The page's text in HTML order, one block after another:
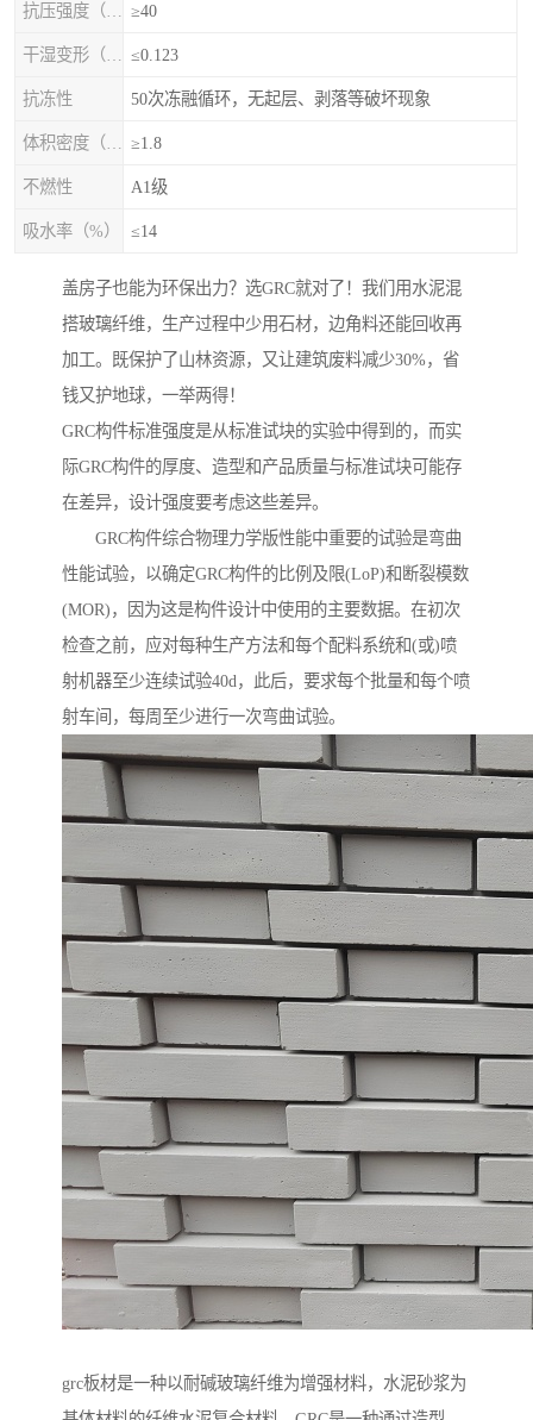
≥40
≤0.123
抗冻性 50次冻融循环，无起层、剥落等破坏现象
≥1.8
不燃性 A1级
吸水率（%） ≤14
盖房子也能为环保出力？选GRC就对了！我们用水泥混
搭玻璃纤维，生产过程中少用石材，边角料还能回收再
加工。既保护了山林资源，又让建筑废料减少30%，省
钱又护地球，一举两得！
GRC构件标准强度是从标准试块的实验中得到的，而实
际GRC构件的厚度、造型和产品质量与标准试块可能存
在差异，设计强度要考虑这些差异。
GRC构件综合物理力学版性能中重要的试验是弯曲
性能试验，以确定GRC构件的比例及限(LoP)和断裂模数
(MOR)，因为这是构件设计中使用的主要数据。在初次
检查之前，应对每种生产方法和每个配料系统和(或)喷
射机器至少连续试验40d，此后，要求每个批量和每个喷
射车间，每周至少进行一次弯曲试验。
grc板材是一种以耐碱玻璃纤维为增强材料，水泥砂浆为